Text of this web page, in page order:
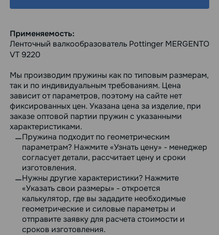
Применяемость:
Ленточный валкообразователь Pottinger MERGENTO
VT 9220
Мы производим пружины как по типовым размерам,
так и по индивидуальным требованиям. Цена
зависит от параметров, поэтому на сайте нет
фиксированных цен. Указана цена за изделие, при
заказе оптовой партии пружин с указанными
характеристиками.
Пружина подходит по геометрическим
параметрам? Нажмите «Узнать цену» - менеджер
согласует детали, рассчитает цену и сроки
изготовления.
Нужны другие характеристики? Нажмите
«Указать свои размеры» - откроется
калькулятор, где вы зададите необходимые
геометрические и силовые параметры и
отправите заявку для расчета стоимости и
сроков изготовления.